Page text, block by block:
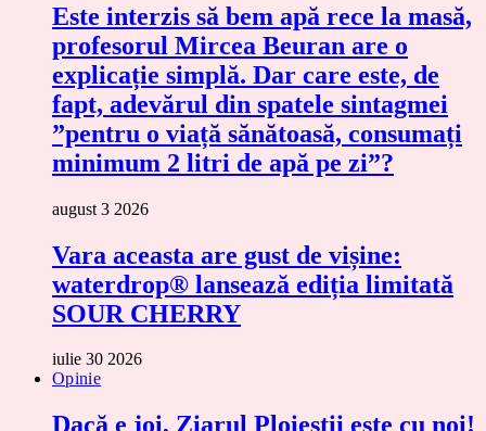
Este interzis să bem apă rece la masă,
profesorul Mircea Beuran are o
explicație simplă. Dar care este, de
fapt, adevărul din spatele sintagmei
”pentru o viață sănătoasă, consumați
minimum 2 litri de apă pe zi”?
august 3 2026
Vara aceasta are gust de vișine:
waterdrop® lansează ediția limitată
SOUR CHERRY
iulie 30 2026
Opinie
Dacă e joi, Ziarul Ploieștii este cu noi!